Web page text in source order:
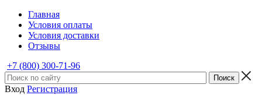
Главная
Условия оплаты
Условия доставки
Отзывы
+7 (800) 300-71-96
Вход Регистрация